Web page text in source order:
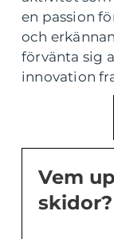
en passion
och
förvänta sig
innovation
Vem
skidor?